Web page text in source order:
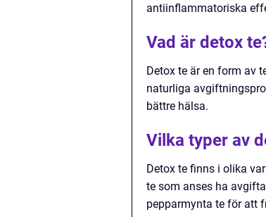
antiinflammatoriska
Vad är detox
Detox te är en form av
naturliga
bättre hälsa.
Vilka typer av
Detox te finns i olika
te som anses ha
pepparmynta te för att